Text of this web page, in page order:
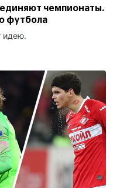
чемпионаты.
футбола
идею.